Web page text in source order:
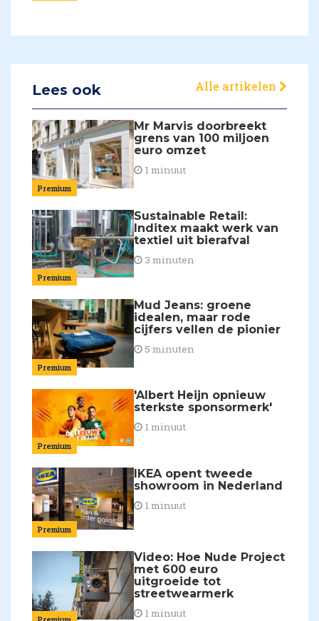
Lees ook Alle artikelen
Premium
Mr Marvis doorbreekt
grens van 100 miljoen
euro omzet
1 minuut
Premium
Sustainable Retail:
Inditex maakt werk van
textiel uit bierafval
3 minuten
Premium
Mud Jeans: groene
idealen, maar rode
cijfers vellen de pionier
5 minuten
Premium
'Albert Heijn opnieuw
sterkste sponsormerk'
1 minuut
Premium
IKEA opent tweede
showroom in Nederland
1 minuut
Video: Hoe Nude Project
met 600 euro
uitgroeide tot
streetwearmerk
1 minuut